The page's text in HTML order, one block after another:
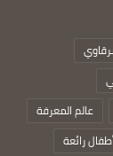
عالم المعرفة
رائعة